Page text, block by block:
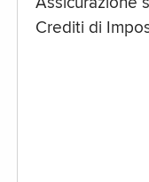
Assicurazione
Crediti di